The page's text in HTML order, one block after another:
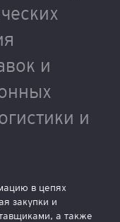
и
и
в цепях
закупки и
а также